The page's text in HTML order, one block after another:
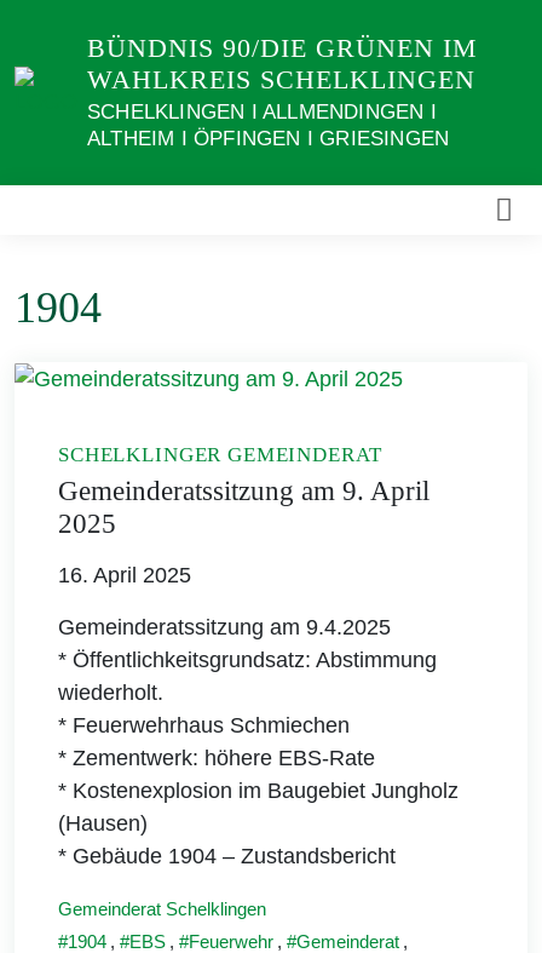
Inhalt
BÜNDNIS 90/DIE GRÜNEN IM
WAHLKREIS SCHELKLINGEN
SCHELKLINGEN I ALLMENDINGEN I
ALTHEIM I ÖPFINGEN I GRIESINGEN
1904
SCHELKLINGER GEMEINDERAT
Gemeinderatssitzung am 9. April
2025
16. April 2025
Gemeinderatssitzung am 9.4.2025
* Öffentlichkeitsgrundsatz: Abstimmung
wiederholt.
* Feuerwehrhaus Schmiechen
* Zementwerk: höhere EBS-Rate
* Kostenexplosion im Baugebiet Jungholz
(Hausen)
* Gebäude 1904 – Zustandsbericht
Gemeinderat Schelklingen
1904 , EBS , Feuerwehr , Gemeinderat ,